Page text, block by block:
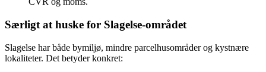
Særligt at huske for Slagelse‑området
Slagelse har både bymiljø, mindre parcelhusområder og kystnære
lokaliteter. Det betyder konkret: